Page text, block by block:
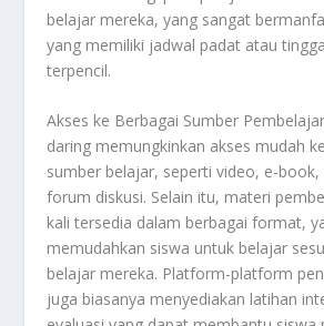
belajar mereka, yang sangat
yang memiliki jadwal padat atau
terpencil.
Akses ke Berbagai Sumber
daring memungkinkan akses mudah
sumber belajar, seperti video, e-book,
forum diskusi. Selain itu, materi
kali tersedia dalam berbagai format,
memudahkan siswa untuk belajar
belajar mereka. Platform-platform
juga biasanya menyediakan latihan